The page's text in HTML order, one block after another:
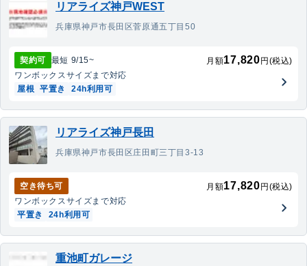
リアライズ神戸WEST
兵庫県神戸市長田区菅原通五丁目50
契約可 最短 9/15~ 月額17,820 円(税込)
ワンボックスサイズまで対応
屋根 平置き 24h利用可
リアライズ神戸長田
兵庫県神戸市長田区庄田町三丁目3-13
空き待ち可 月額17,820 円(税込)
ワンボックスサイズまで対応
平置き
24h利用可
重池町ガレージ